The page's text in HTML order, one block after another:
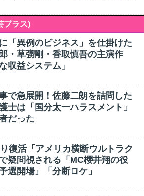
プラス)
「異例のビジネス」を仕掛けた
・草彅剛・香取慎吾の主演作
収益システム」
で急展開！佐藤二朗を詰問した
士は「国分太一ハラスメント」
だった
復活「アメリカ横断ウルトラク
疑問視される「MC櫻井翔の役
選開場」「分断ロケ」